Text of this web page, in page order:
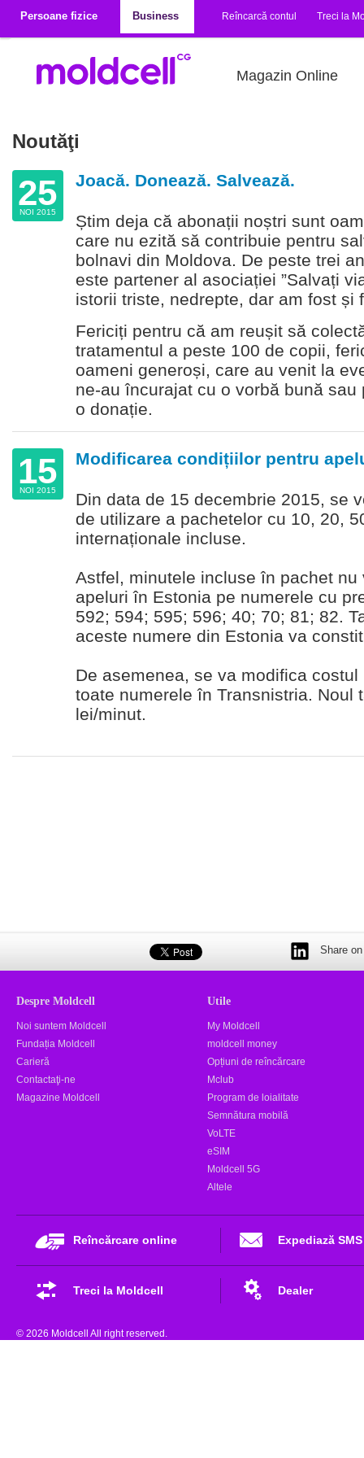
Persoane fizice
Business Reîncarcă contul Treci la
Magazin Online
Noutăţi
25
NOI 2015
Joacă. Donează. Salvează.
Știm deja că abonații noștri sunt
care nu ezită să contribuie pentru
bolnavi din Moldova. De peste trei
este partener al asociației ”Salvați
istorii triste, nedrepte, dar am fost și
Fericiți pentru că am reușit să
tratamentul a peste 100 de copii,
oameni generoși, care au venit la
ne-au încurajat cu o vorbă bună sau
o donație.
15
NOI 2015
Modificarea condițiilor pentru
Din data de 15 decembrie 2015, se
de utilizare a pachetelor cu 10, 20,
internaționale incluse.
Astfel, minutele incluse în pachet nu
apeluri în Estonia pe numerele cu
592; 594; 595; 596; 40; 70; 81; 82.
aceste numere din Estonia va
De asemenea, se va modifica
toate numerele în Transnistria. Noul
lei/minut.
Share
Despre Moldcell
Noi suntem Moldcell
Fundația Moldcell
Carieră
Contactaţi-ne
Magazine Moldcell
Utile
My Moldcell
moldcell money
Opțiuni de reîncărcare
Mclub
Program de loialitate
Semnătura mobilă
VoLTE
eSIM
Moldcell 5G
Altele
Reîncărcare online Expediază SMS
Treci la Moldcell Dealer
© 2026 Moldcell All right reserved.